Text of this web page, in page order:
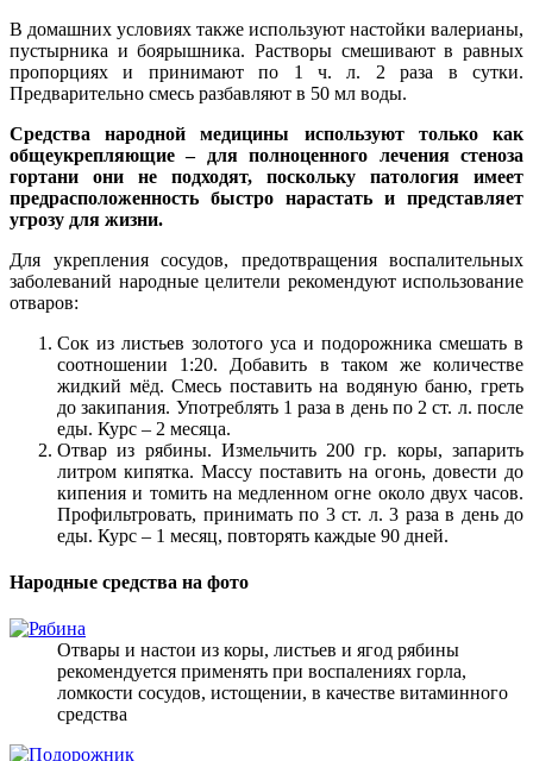
В домашних условиях также используют настойки валерианы,
пустырника и боярышника. Растворы смешивают в равных
пропорциях и принимают по 1 ч. л. 2 раза в сутки.
Предварительно смесь разбавляют в 50 мл воды.
Средства народной медицины используют только как
общеукрепляющие – для полноценного лечения стеноза
гортани они не подходят, поскольку патология имеет
предрасположенность быстро нарастать и представляет
угрозу для жизни.
Для укрепления сосудов, предотвращения воспалительных
заболеваний народные целители рекомендуют использование
отваров:
Сок из листьев золотого уса и подорожника смешать в
соотношении 1:20. Добавить в таком же количестве
жидкий мёд. Смесь поставить на водяную баню, греть
до закипания. Употреблять 1 раза в день по 2 ст. л. после
еды. Курс – 2 месяца.
Отвар из рябины. Измельчить 200 гр. коры, запарить
литром кипятка. Массу поставить на огонь, довести до
кипения и томить на медленном огне около двух часов.
Профильтровать, принимать по 3 ст. л. 3 раза в день до
еды. Курс – 1 месяц, повторять каждые 90 дней.
Народные средства на фото
Отвары и настои из коры, листьев и ягод рябины
рекомендуется применять при воспалениях горла,
ломкости сосудов, истощении, в качестве витаминного
средства